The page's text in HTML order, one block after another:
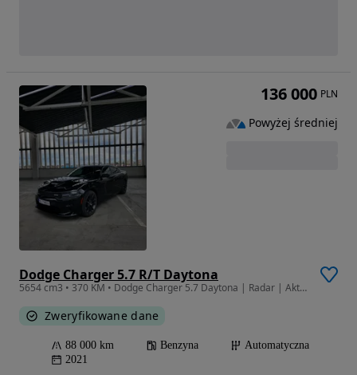
Dodge Charger 5.7 R/T Daytona
5654 cm3 • 370 KM • Dodge Charger 5.7 Daytona | Radar | Aktywny wydech | Full opcja
Zweryfikowane dane
88 000 km Benzyna
Automatyczna
2021
136 000 PLN
Powyżej średniej